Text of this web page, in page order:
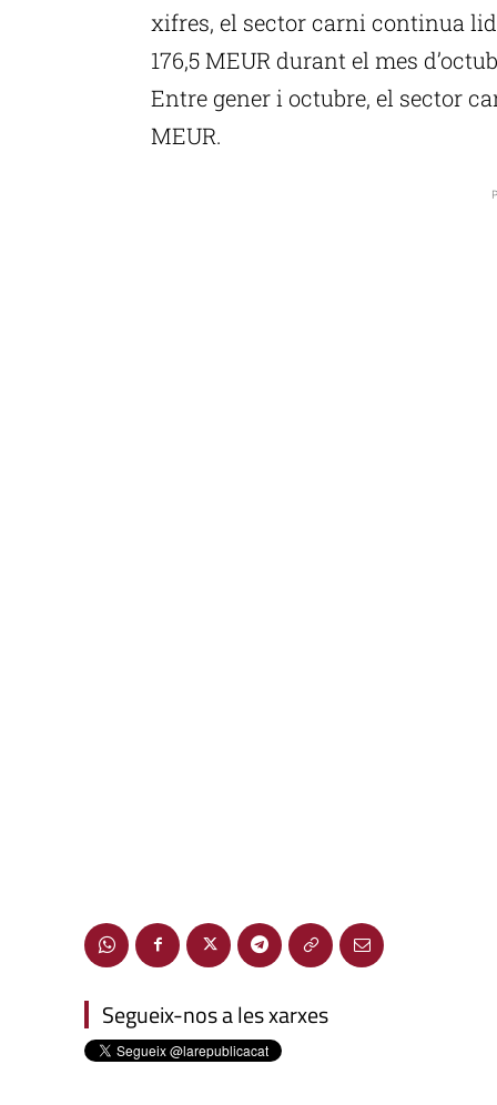
xifres, el sector carni continua
176,5 MEUR durant el mes
Entre gener i octubre, el sector
MEUR.
Segueix-nos a les xarxes